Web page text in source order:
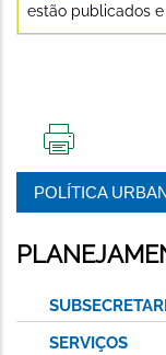
estão publicados
ESTA
PÁGINA
POLÍTICA
SERVIÇOS